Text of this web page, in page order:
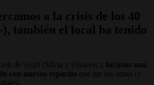
a la crisis de los 40
también el local ha tenido
de Sira9 (Silvia y Francesc), lucimos una
con nuevos espacios que me encantan (y